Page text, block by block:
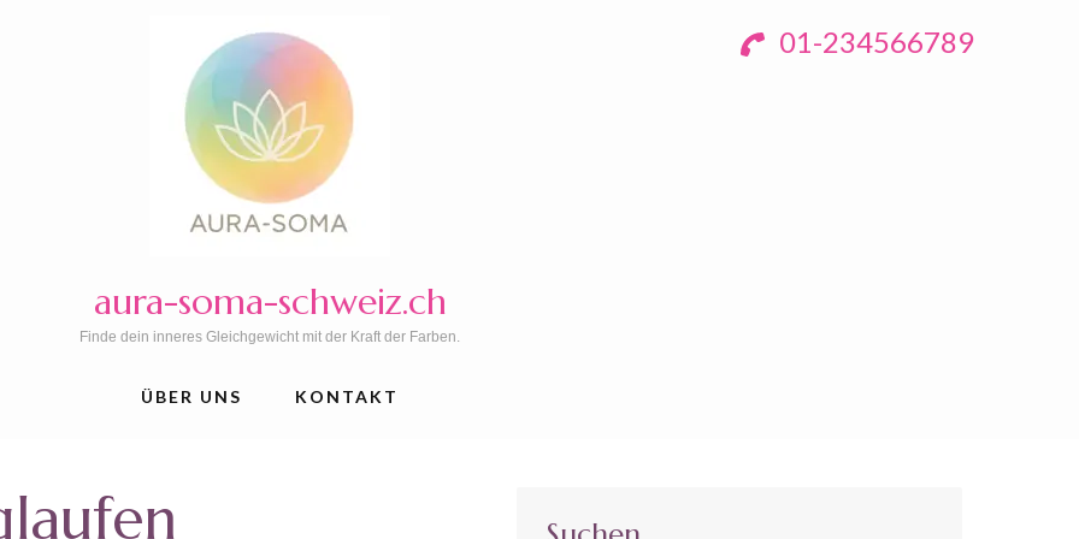
01-234566789
aura-soma-schweiz.ch
Finde dein inneres Gleichgewicht mit der Kraft der Farben.
ÜBER UNS KONTAKT